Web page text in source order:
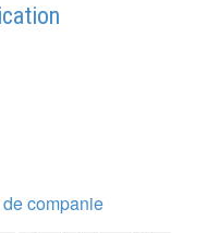
companie